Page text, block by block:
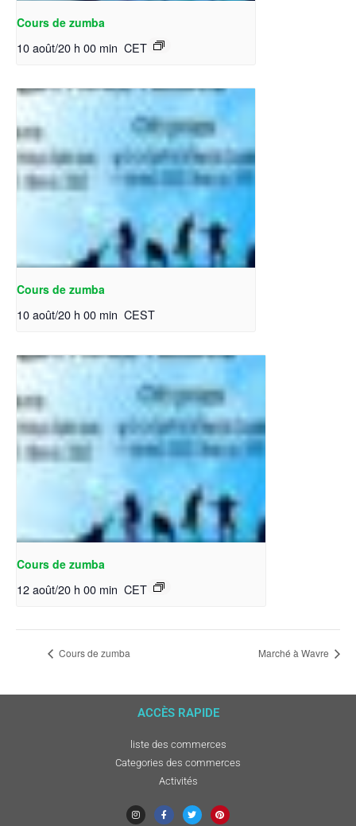
Cours de zumba
10 août/20 h 00 min CET
Cours de zumba
10 août/20 h 00 min CEST
Cours de zumba
12 août/20 h 00 min CET
Cours de zumba Marché à Wavre
ACCÈS RAPIDE
liste des commerces
Categories des commerces
Activités